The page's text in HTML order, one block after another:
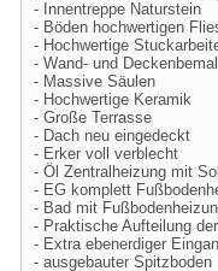
- Innentreppe Naturstein
- Böden hochwertigen
- Hochwertige
- Wand- und
- Massive Säulen
- Hochwertige Keramik
- Große Terrasse
- Dach neu eingedeckt
- Erker voll verblecht
- Öl Zentralheizung mit
- EG komplett
- Bad mit
- Praktische Aufteilung
- Extra ebenerdiger
- ausgebauter Spitzboden